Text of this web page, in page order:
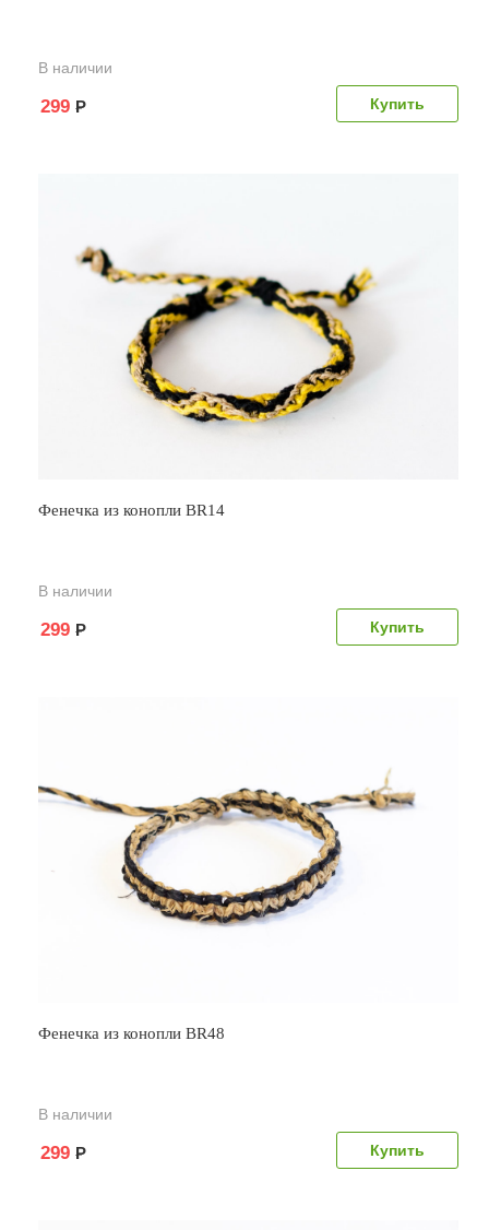
В наличии
299 Р
Фенечка из конопли BR14
В наличии
299 Р
Фенечка из конопли BR48
В наличии
299 Р